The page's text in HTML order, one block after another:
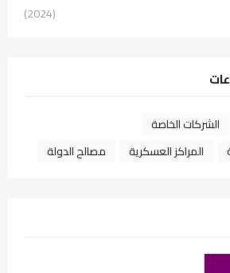
(2024)
الشركات الخاصة
المراكز العسكرية مصالح الدولة